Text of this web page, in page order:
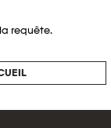
requête.